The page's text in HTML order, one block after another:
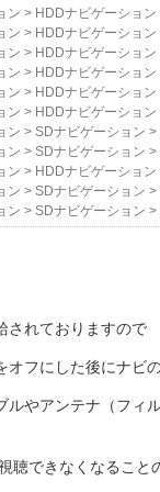
ン > HDDナビゲーション
ン > HDDナビゲーション
ン > HDDナビゲーション
ン > HDDナビゲーション
ン > HDDナビゲーション
ン > HDDナビゲーション
ン > SDナビゲーション >
ン > SDナビゲーション >
ン > HDDナビゲーション
ン > SDナビゲーション >
ン > SDナビゲーション >
されておりますので
フにした後にナビ
やアンテナ（フィ
できなくなること